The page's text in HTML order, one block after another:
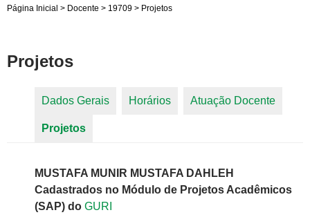
Página Inicial > Docente > 19709 > Projetos
Projetos
Dados Gerais Horários Atuação Docente
Projetos
MUSTAFA MUNIR MUSTAFA DAHLEH
Cadastrados no Módulo de Projetos Acadêmicos
(SAP) do GURI